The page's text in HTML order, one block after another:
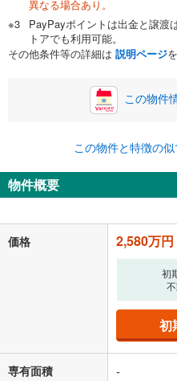
自己資金から住宅購入にか
い。一般的には物件価格の2
閉じる
ボーナス
0円
ナス時の増額分（1回分）を
ボーナス払いの限度額は金
閉じる
月々の返済額
上、ご自身での入力をお願いいた
る値は、実際の金融機関等にお
の金融機関等における貸出金利
済方法「元利均等返済」にて算
適用した場合の計算結果を表示し
その他月額費用や、初期費用が
借り入れの際は各金融機関等に
す。
条件によってお借り入れができな
異なる場合あり。
PayPayポイントは出金と譲渡
トアでも利用可能。
その他条件等の詳細は 説明ページ
この物件
この物件と特徴の
物件概要
価格 2,580万円
初
初
専有面積 -